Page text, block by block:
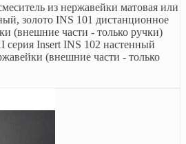
из нержавейки матовая или
золото INS 101 дистанционное
(внешние части - только ручки)
Insert INS 102 настенный
(внешние части - только